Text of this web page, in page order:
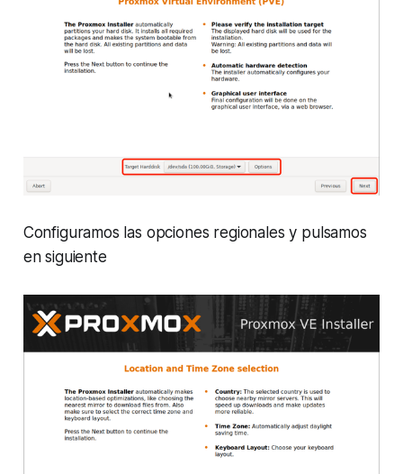
Configuramos las opciones regionales y pulsamos
en siguiente